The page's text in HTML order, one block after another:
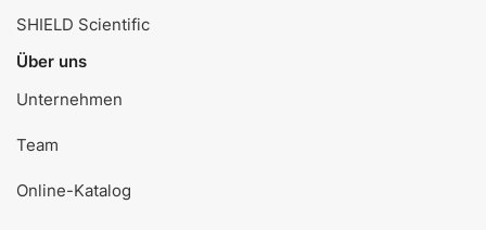
SHIELD Scientific
Über uns
Unternehmen
Team
Online-Katalog